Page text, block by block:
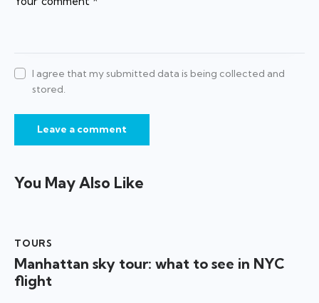
I agree that my submitted data is being collected and
stored.
You May Also Like
TOURS
Manhattan sky tour: what to see in NYC
flight